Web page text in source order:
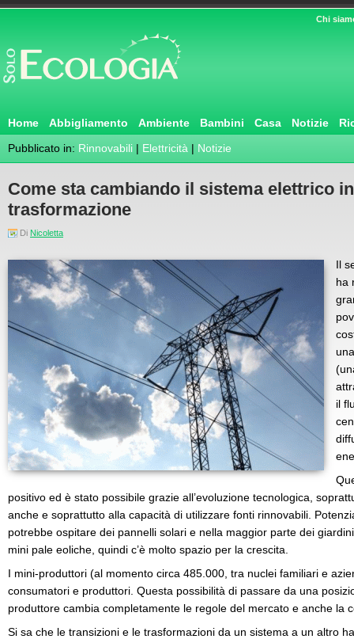
Chi
Home Abbigliamento Ambiente Bambini Casa Notizie
Pubblicato in: Rinnovabili | Elettricità | Notizie
Come sta cambiando il sistema elettrico
trasformazione
Di Nicoletta
Il
ha
il
positivo ed è stato possibile grazie all’evoluzione tecnologica,
anche e soprattutto alla capacità di utilizzare fonti rinnovabili.
potrebbe ospitare dei pannelli solari e nella maggior parte dei
mini pale eoliche, quindi c’è molto spazio per la crescita.
I mini-produttori (al momento circa 485.000, tra nuclei familiari e
consumatori e produttori. Questa possibilità di passare da una
produttore cambia completamente le regole del mercato e anche la
Si sa che le transizioni e le trasformazioni da un sistema a un altro